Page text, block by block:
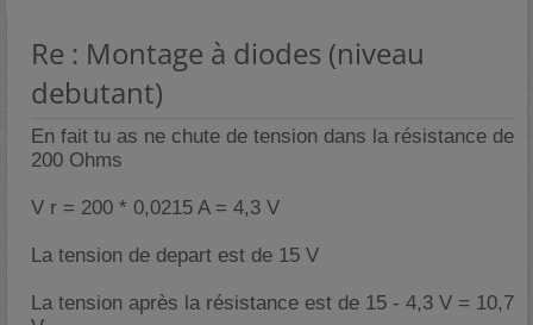
Re : Montage à diodes (niveau
debutant)
En fait tu as ne chute de tension dans la résistance de
200 Ohms
V r = 200 * 0,0215 A = 4,3 V
La tension de depart est de 15 V
La tension après la résistance est de 15 - 4,3 V = 10,7